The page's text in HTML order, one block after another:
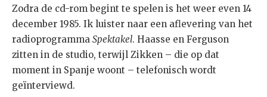
Zodra de cd-rom begint te spelen is het weer even 14
december 1985. Ik luister naar een aflevering van het
radioprogramma Spektakel. Haasse en Ferguson
zitten in de studio, terwijl Zikken – die op dat
moment in Spanje woont – telefonisch wordt
geïnterviewd.